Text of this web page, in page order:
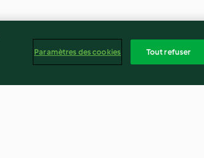
Paramètres des cookies Tout refuser